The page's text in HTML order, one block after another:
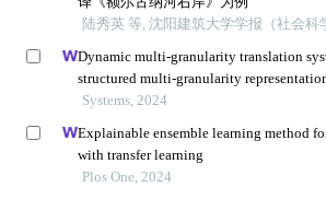
陆秀英 等, 沈阳建筑大学学报（社会科
Dynamic multi-granularity translation
structured multi-granularity
attention
Systems, 2024
Explainable ensemble learning method
with transfer learning
Plos One, 2024